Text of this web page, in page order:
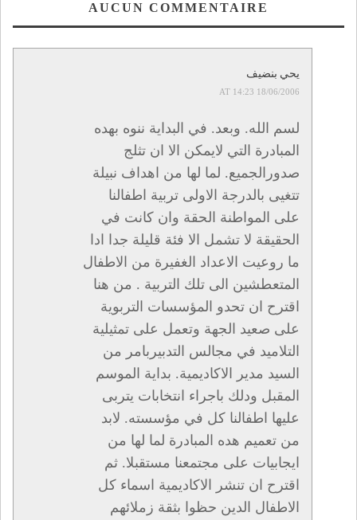
AUCUN COMMENTAIRE
يحي بنضيف
18/06/2006 AT 14:23
لسم الله. وبعد. في البداية ننوه بهده
المبادرة التي لايمكن الا ان تثلج
صدورالجميع. لما لها من اهداف نبيلة
تتغيى بالدرجة الاولى تربية اطفالنا
على المواطنة الحقة وان كانت في
الحقيقة لا تشمل الا فئة قليلة جدا ادا
ما روعيت الاعداد الغفيرة من الاطفال
المتعطشين الى تلك التربية . من هنا
اقترح ان تحدو المؤسسات التربوية
على صعيد الجهة وتعمل على تمثيلية
التلاميد في مجالس التدبيربامر من
السيد مدير الاكاديمية. بداية الموسم
المقبل ودلك باجراء انتخابات يتربى
عليها اطفالنا كل في مؤسسته. لابد
من تعميم هده المبادرة لما لها من
ايجابيات على مجتمعنا مستقبلا. ثم
اقترح ان تنشر الاكاديمية اسماء كل
الاطفال الدين حظوا بثقة زملائهم